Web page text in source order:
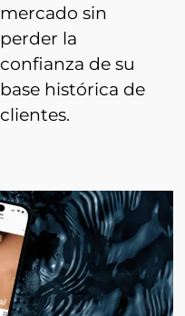
mercado sin
perder la
confianza de su
base histórica de
clientes.